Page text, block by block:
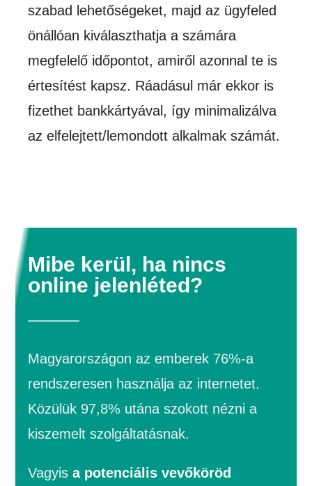
szabad lehetőségeket, majd az ügyfeled
önállóan kiválaszthatja a számára
megfelelő időpontot, amiről azonnal te is
értesítést kapsz. Ráadásul már ekkor is
fizethet bankkártyával, így minimalizálva
az elfelejtett/lemondott alkalmak számát.
Mibe kerül, ha nincs
online jelenléted?
Magyarországon az emberek 76%-a
rendszeresen használja az internetet.
Közülük 97,8% utána szokott nézni a
kiszemelt szolgáltatásnak.
Vagyisa potenciális vevőköröd